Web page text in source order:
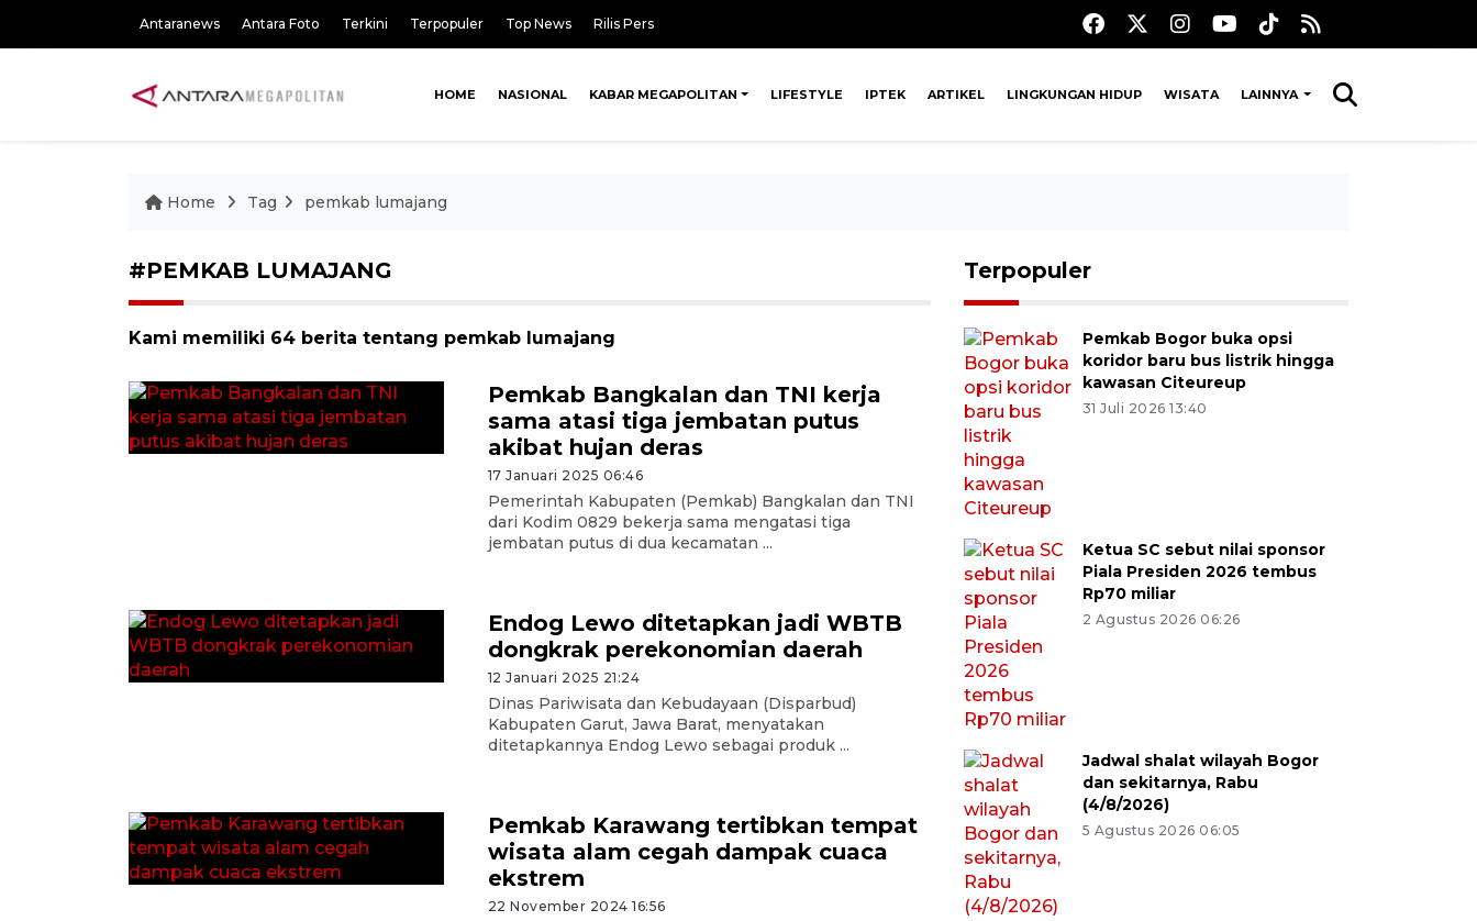
Antaranews Antara Foto Terkini Terpopuler Top News Rilis Pers
HOME NASIONAL KABAR MEGAPOLITAN LIFESTYLE IPTEK ARTIKEL LINGKUNGAN HIDUP WISATA LAINNYA
Home Tag pemkab lumajang
#PEMKAB LUMAJANG
Kami memiliki 64 berita tentang pemkab lumajang
Pemkab Bangkalan dan TNI kerja
sama atasi tiga jembatan putus
akibat hujan deras
17 Januari 2025 06:46
Pemerintah Kabupaten (Pemkab) Bangkalan dan TNI
dari Kodim 0829 bekerja sama mengatasi tiga
jembatan putus di dua kecamatan ...
Endog Lewo ditetapkan jadi WBTB
dongkrak perekonomian daerah
12 Januari 2025 21:24
Dinas Pariwisata dan Kebudayaan (Disparbud)
Kabupaten Garut, Jawa Barat, menyatakan
ditetapkannya Endog Lewo sebagai produk ...
Pemkab Karawang tertibkan tempat
wisata alam cegah dampak cuaca
ekstrem
22 November 2024 16:56
Terpopuler
Pemkab Bogor buka opsi
koridor baru bus listrik hingga
kawasan Citeureup
31 Juli 2026 13:40
Ketua SC sebut nilai sponsor
Piala Presiden 2026 tembus
Rp70 miliar
2 Agustus 2026 06:26
Jadwal shalat wilayah Bogor
dan sekitarnya, Rabu
(4/8/2026)
5 Agustus 2026 06:05